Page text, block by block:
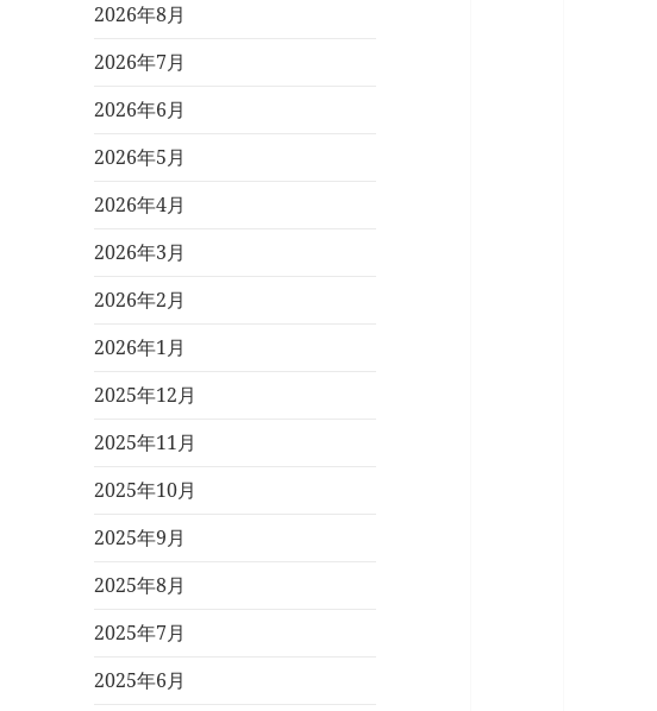
2026年8月
2026年7月
2026年6月
2026年5月
2026年4月
2026年3月
2026年2月
2026年1月
2025年12月
2025年11月
2025年10月
2025年9月
2025年8月
2025年7月
2025年6月